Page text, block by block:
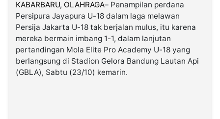
Kabarbaru.co
2026
Kabarbaru
KABARBARU, OLAHRAGA– Penampilan perdana
Persipura Jayapura U-18 dalam laga melawan
Persija Jakarta U-18 tak berjalan mulus, itu karena
mereka bermain imbang 1-1, dalam lanjutan
pertandingan Mola Elite Pro Academy U-18 yang
berlangsung di Stadion Gelora Bandung Lautan Api
(GBLA), Sabtu (23/10) kemarin.